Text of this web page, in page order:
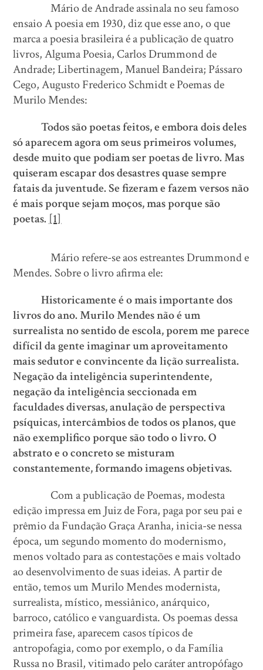
Mário de Andrade assinala no seu famoso
ensaio A poesia em 1930, diz que esse ano, o que
marca a poesia brasileira é a publicação de quatro
livros, Alguma Poesia, Carlos Drummond de
Andrade; Libertinagem, Manuel Bandeira; Pássaro
Cego, Augusto Frederico Schmidt e Poemas de
Murilo Mendes:
Todos são poetas feitos, e embora dois deles
só aparecem agora om seus primeiros volumes,
desde muito que podiam ser poetas de livro. Mas
quiseram escapar dos desastres quase sempre
fatais da juventude. Se fizeram e fazem versos não
é mais porque sejam moços, mas porque são
poetas. [1]
Mário refere-se aos estreantes Drummond e
Mendes. Sobre o livro afirma ele:
Historicamente é o mais importante dos
livros do ano. Murilo Mendes não é um
surrealista no sentido de escola, porem me parece
difícil da gente imaginar um aproveitamento
mais sedutor e convincente da lição surrealista.
Negação da inteligência superintendente,
negação da inteligência seccionada em
faculdades diversas, anulação de perspectiva
psíquicas, intercâmbios de todos os planos, que
não exemplifico porque são todo o livro. O
abstrato e o concreto se misturam
constantemente, formando imagens objetivas.
Com a publicação de Poemas, modesta
edição impressa em Juiz de Fora, paga por seu pai e
prêmio da Fundação Graça Aranha, inicia-se nessa
época, um segundo momento do modernismo,
menos voltado para as contestações e mais voltado
ao desenvolvimento de suas ideias. A partir de
então, temos um Murilo Mendes modernista,
surrealista, místico, messiânico, anárquico,
barroco, católico e vanguardista. Os poemas dessa
primeira fase, aparecem casos típicos de
antropofagia, como por exemplo, o da Família
Russa no Brasil, vitimado pelo caráter antropófago